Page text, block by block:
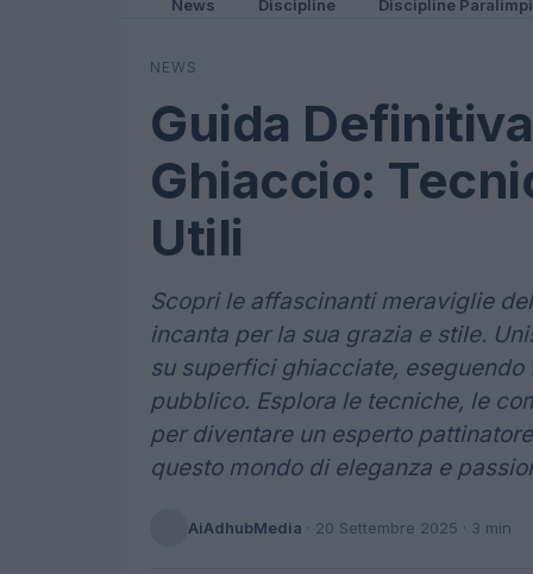
News Discipline Discipline
NEWS
Guida
Ghiaccio:
Utili
Scopri le affascinanti meraviglie
incanta per la sua grazia e stile.
su superfici ghiacciate,
pubblico. Esplora le tecniche, le
per diventare un esperto
questo mondo di eleganza e
AiAdhubMedia · 20 Settembre 2025 · 3 min